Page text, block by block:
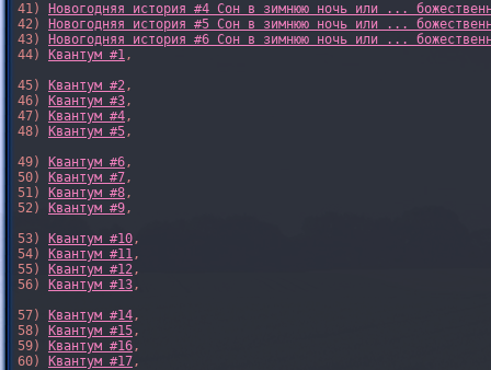
41)
Новогодняя история #4 Сон в зимнюю ночь или ...
42)
Новогодняя история #5 Сон в зимнюю ночь или ...
43)
Новогодняя история #6 Сон в зимнюю ночь или ...
44)
Квантум #1,
45)
Квантум #2,
46)
Квантум #3,
47)
Квантум #4,
48)
Квантум #5,
49)
Квантум #6,
50)
Квантум #7,
51)
Квантум #8,
52)
Квантум #9,
53)
Квантум #10,
54)
Квантум #11,
55)
Квантум #12,
56)
Квантум #13,
57)
Квантум #14,
58)
Квантум #15,
59)
Квантум #16,
60)
Квантум #17,